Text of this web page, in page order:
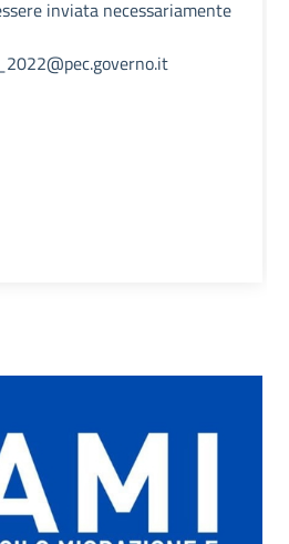
inviata necessariamente